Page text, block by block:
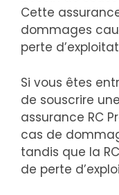
Cette
dommages
perte
Si vous êtes
de souscrire
assurance RC
cas de
tandis que la
de perte